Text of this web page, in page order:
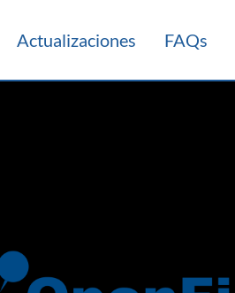
Actualizaciones FAQs